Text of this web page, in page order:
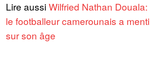
Lire aussiWilfried Nathan Douala:
le footballeur camerounais a menti
sur son âge